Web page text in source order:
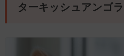
ターキッシュアンゴ